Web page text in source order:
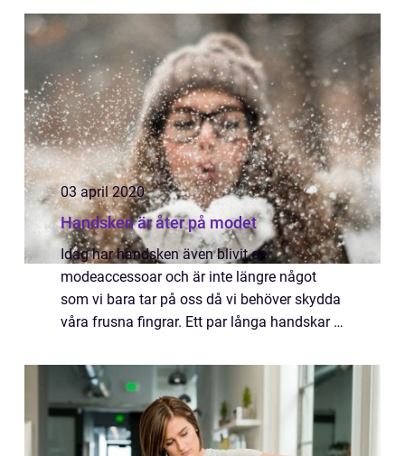
vissa plagg ska finnas inne vid en viss
tidpun...
03 april 2020
Handsken är åter på modet
Idag har handsken även blivit en
modeaccessoar och är inte längre något
som vi bara tar på oss då vi behöver skydda
våra frusna fingrar. Ett par långa handskar i